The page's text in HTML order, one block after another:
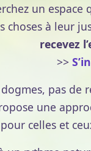
canalise
du corps du
simplement
harmonisation.
par cause de
?
par
un
choses à leur
recevez
>>
pas de
une
pour celles et